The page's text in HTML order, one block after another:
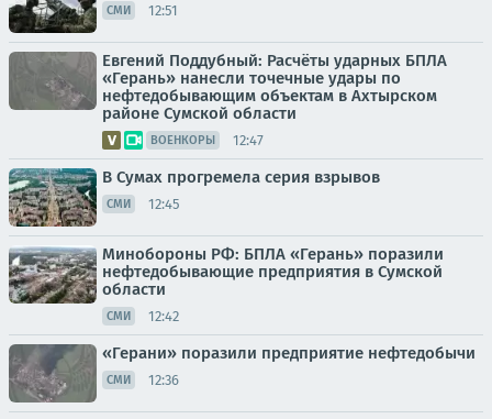
СМИ 12:51
Евгений Поддубный: Расчёты ударных БПЛА
«Герань» нанесли точечные удары по
нефтедобывающим объектам в Ахтырском
районе Сумской области
ВОЕНКОРЫ 12:47
В Сумах прогремела серия взрывов
СМИ 12:45
Минобороны РФ: БПЛА «Герань» поразили
нефтедобывающие предприятия в Сумской
области
СМИ 12:42
«Герани» поразили предприятие нефтедобычи
СМИ 12:36